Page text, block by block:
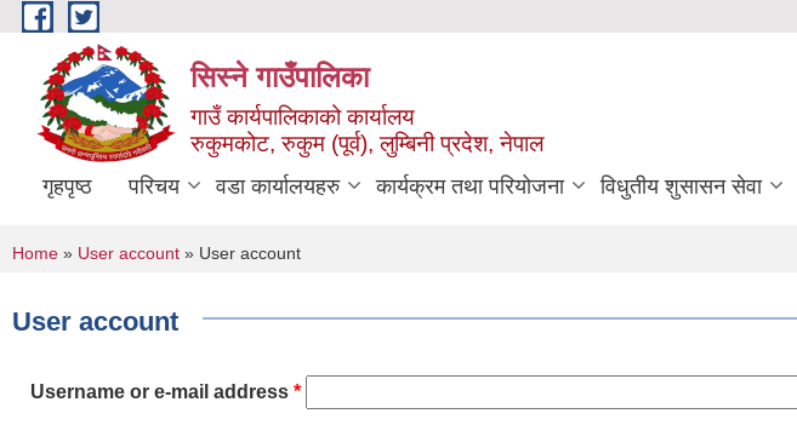
Skip to main content
सिस्ने गाउँपालिका
गाउँ कार्यपालिकाको कार्यालय
रुकुमकोट, रुकुम (पूर्व), लुम्बिनी प्रदेश, नेपाल
गृहपृष्ठ परिचय वडा कार्यालयहरु कार्यक्रम तथा परियोजना विधुतीय शुसासन सेवा
You are here
Home » User account » User account
User account
Username or e-mail address *